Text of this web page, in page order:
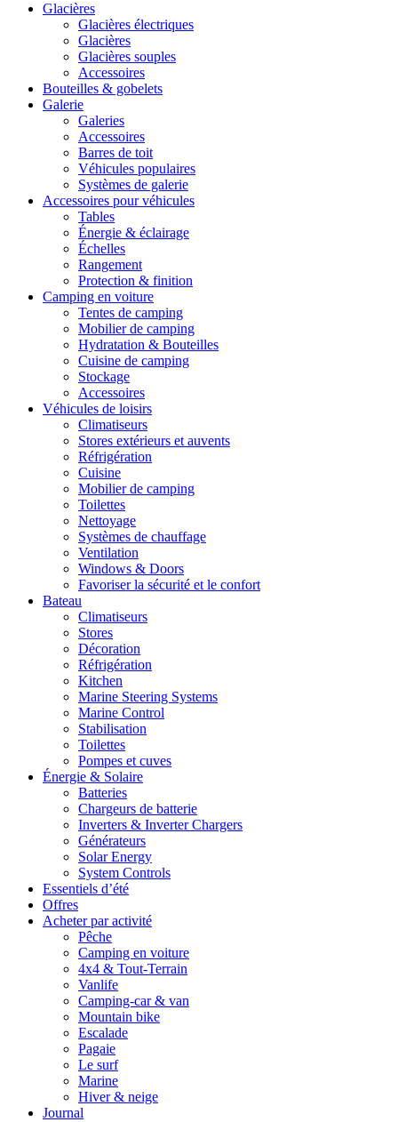
Glacières
Glacières électriques
Glacières
Glacières souples
Accessoires
Bouteilles & gobelets
Galerie
Galeries
Accessoires
Barres de toit
Véhicules populaires
Systèmes de galerie
Accessoires pour véhicules
Tables
Énergie & éclairage
Échelles
Rangement
Protection & finition
Camping en voiture
Tentes de camping
Mobilier de camping
Hydratation & Bouteilles
Cuisine de camping
Stockage
Accessoires
Véhicules de loisirs
Climatiseurs
Stores extérieurs et auvents
Réfrigération
Cuisine
Mobilier de camping
Toilettes
Nettoyage
Systèmes de chauffage
Ventilation
Windows & Doors
Favoriser la sécurité et le confort
Bateau
Climatiseurs
Stores
Décoration
Réfrigération
Kitchen
Marine Steering Systems
Marine Control
Stabilisation
Toilettes
Pompes et cuves
Énergie & Solaire
Batteries
Chargeurs de batterie
Inverters & Inverter Chargers
Générateurs
Solar Energy
System Controls
Essentiels d’été
Offres
Acheter par activité
Pêche
Camping en voiture
4x4 & Tout-Terrain
Vanlife
Camping-car & van
Mountain bike
Escalade
Pagaie
Le surf
Marine
Hiver & neige
Journal